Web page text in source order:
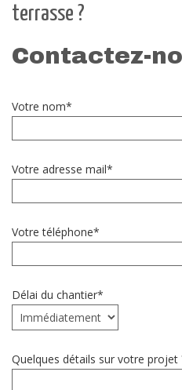
terrasse ?
Contactez-
Votre nom*
Votre adresse mail*
Votre téléphone*
Délai du chantier*
Quelques détails sur votre projet